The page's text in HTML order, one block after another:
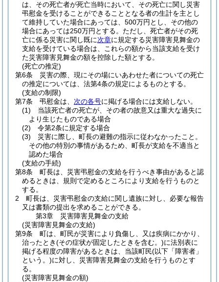
は、その死亡者が死亡当時において、その死亡に関し災害
弔慰金を受けることができることとなる者の生計を主とし
て維持していた場合にあっては、500万円とし、その他の
場合にあっては250万円とする。 ただし、死亡者がその死
亡に係る災害に関し既に次章に規定する災害障害見舞金の
支給を受けている場合は、これらの額から当該支給を受け
た災害障害見舞金の額を控除した額とする。
(死亡の推定)
第6条
災害の際、現にその場にいあわせた者についての死亡
の推定については、法第4条の規定によるものとする。
(支給の制限)
第7条
弔慰金は、 次の各号に掲げる場合には支給しない。
(1)
当該死亡者の死亡が、その者の故意又は重大な過失に
より生じたものである場合
(2)
令第2条に規定する場合
(3)
災害に際し、町長の避難の指示に従わなかったこと。
その他の特別の事情があるため、町長が支給を不適当と
認めた場合
(支給の手続)
第8条
町長は、災害弔慰金の支給を行うべき事由があると認
めるときは、規則で定めるところにより支給を行うものと
する。
2
町長は、災害弔慰金の支給に関し遺族に対し、必要な報告
又は書類の提出を求めることができる。
第3章
災害障害見舞金の支給
(災害障害見舞金の支給)
第9条
町は、町民が災害により負傷し、又は疾病にかかり、
治ったとき(その症状が固定したときを含む。)に法別表に
掲げる程度の障害があるときは、当該町民(以下「障害者」
という。)に対し、災害障害見舞金の支給を行うものとす
る。
(災害障害見舞金の額)